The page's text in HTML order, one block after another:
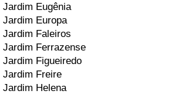
Jardim Eugênia
Jardim Europa
Jardim Faleiros
Jardim Ferrazense
Jardim Figueiredo
Jardim Freire
Jardim Helena